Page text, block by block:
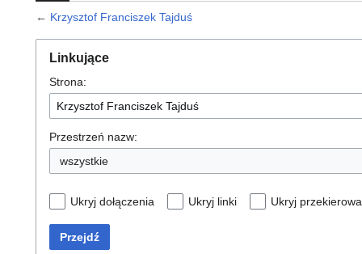
← Krzysztof Franciszek Tajduś
Linkujące
Strona:
Przestrzeń nazw:
wszystkie
Ukryj dołączenia Ukryj linki Ukryj
Przejdź